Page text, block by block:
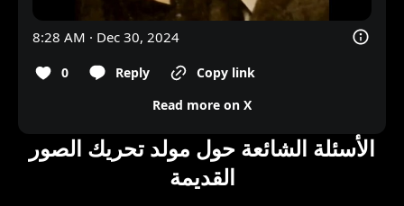
8:28 AM · Dec 30, 2024
0 Reply
Copy link
Read more on X
الأسئلة الشائعة حول مولد تحريك الصور
القديمة